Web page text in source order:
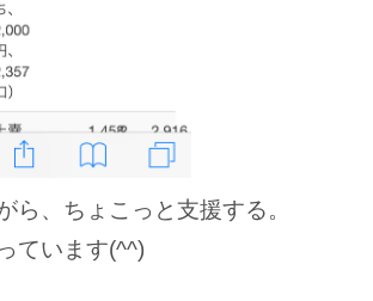
ら、ちょこっと支援する。
ています(^^)